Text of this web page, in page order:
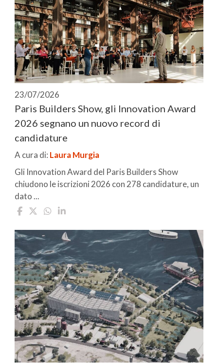
23/07/2026
Paris Builders Show, gli Innovation Award
2026 segnano un nuovo record di
candidature
A cura di: Laura Murgia
Gli Innovation Award del Paris Builders Show
chiudono le iscrizioni 2026 con 278 candidature, un
dato ...